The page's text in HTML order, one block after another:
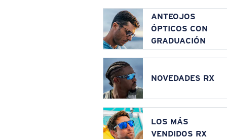
ANTEOJOS
ÓPTICOS CON
GRADUACIÓN
NOVEDADES RX
LOS MÁS
VENDIDOS RX